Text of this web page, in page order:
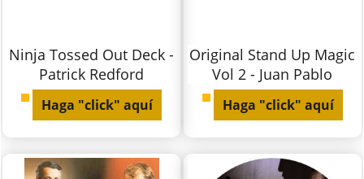
Ninja Tossed Out Deck -
Patrick Redford
Haga "click" aquí
Original Stand Up Magic
Vol 2 - Juan Pablo
Haga "click" aquí